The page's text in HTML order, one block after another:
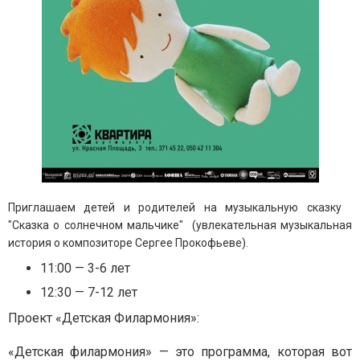
Приглашаем детей и родителей на музыкальную сказку
"Сказка о солнечном мальчике" (увлекательная музыкальная
история о композиторе Сергее Прокофьеве).
11:00 — 3-6 лет
12:30 — 7-12 лет
Проект «Детская Филармония»:
«Детская филармония» — это программа, которая вот